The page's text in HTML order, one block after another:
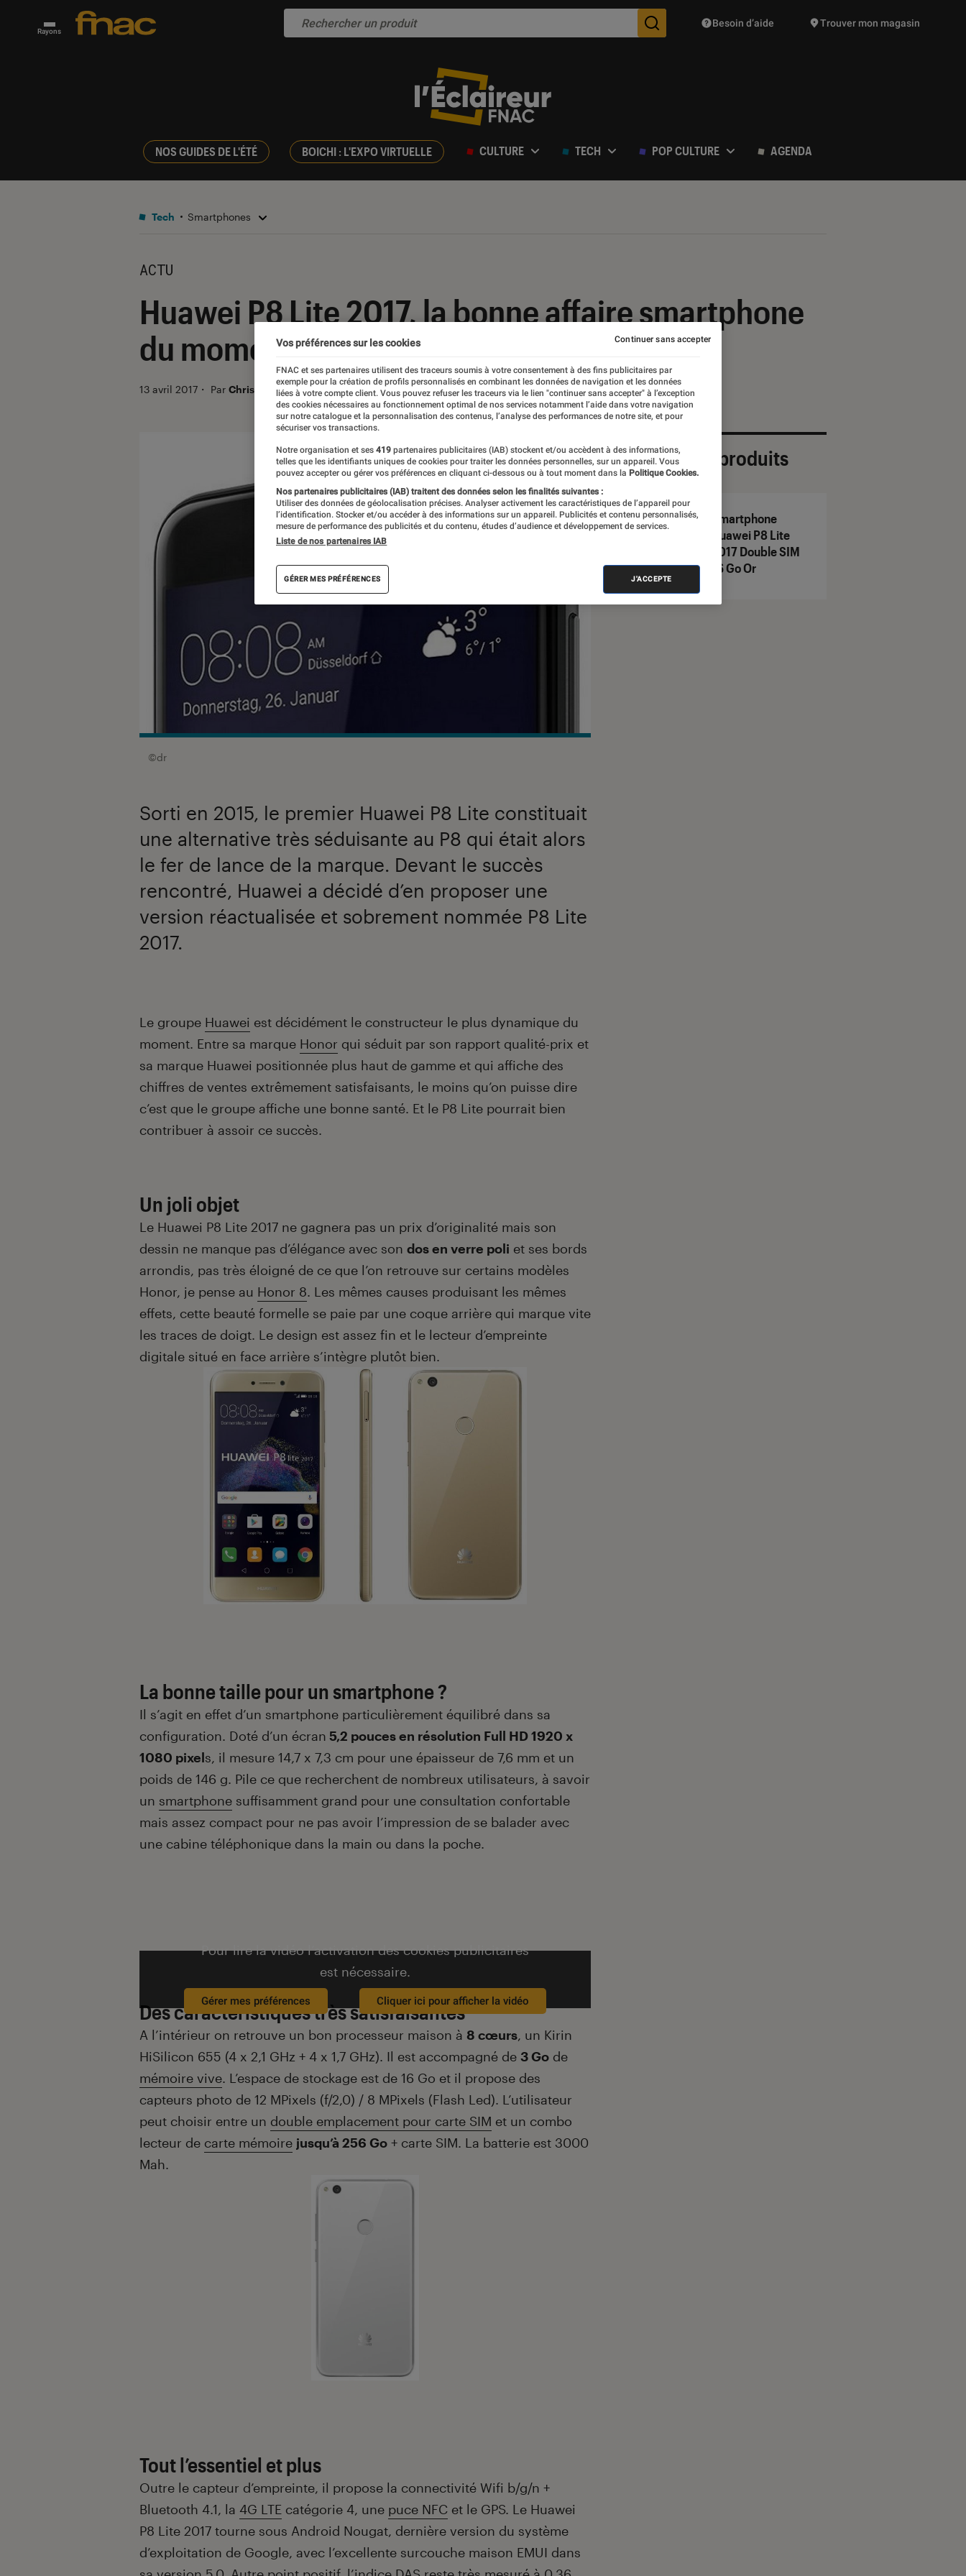
Rayons Des suggestions de produits vont vous être proposées
Besoin d’aide Trouver mon magasin
NOS GUIDES DE L'ÉTÉ BOICHI : L'EXPO VIRTUELLE CULTURE TECH POP CULTURE AGENDA
Tech Smartphones
ACTU
Huawei P8 Lite 2017, la bonne affaire smartphone
du moment ?
13 avril 2017 ・ Par Christian Ferreol
©dr
Sorti en 2015, le premier Huawei P8 Lite constituait
une alternative très séduisante au P8 qui était alors
le fer de lance de la marque. Devant le succès
rencontré, Huawei a décidé d’en proposer une
version réactualisée et sobrement nommée P8 Lite
2017.
Le groupe Huawei est décidément le constructeur le plus dynamique du
moment. Entre sa marque Honor qui séduit par son rapport qualité-prix et
sa marque Huawei positionnée plus haut de gamme et qui affiche des
chiffres de ventes extrêmement satisfaisants, le moins qu’on puisse dire
c’est que le groupe affiche une bonne santé. Et le P8 Lite pourrait bien
contribuer à assoir ce succès.
Un joli objet
Le Huawei P8 Lite 2017 ne gagnera pas un prix d’originalité mais son
dessin ne manque pas d’élégance avec son dos en verre poli et ses bords
arrondis, pas très éloigné de ce que l’on retrouve sur certains modèles
Honor, je pense au Honor 8. Les mêmes causes produisant les mêmes
effets, cette beauté formelle se paie par une coque arrière qui marque vite
les traces de doigt. Le design est assez fin et le lecteur d’empreinte
digitale situé en face arrière s’intègre plutôt bien.
La bonne taille pour un smartphone ?
Il s’agit en effet d’un smartphone particulièrement équilibré dans sa
configuration. Doté d’un écran 5,2 pouces en résolution Full HD 1920 x
1080 pixels, il mesure 14,7 x 7,3 cm pour une épaisseur de 7,6 mm et un
poids de 146 g. Pile ce que recherchent de nombreux utilisateurs, à savoir
un smartphone suffisamment grand pour une consultation confortable
mais assez compact pour ne pas avoir l’impression de se balader avec
une cabine téléphonique dans la main ou dans la poche.
Pour lire la vidéo l’activation des cookies publicitaires
est nécessaire.
Gérer mes préférences Cliquer ici pour afficher la vidéo
Des caractéristiques très satisfaisantes
A l’intérieur on retrouve un bon processeur maison à 8 cœurs, un Kirin
HiSilicon 655 (4 x 2,1 GHz + 4 x 1,7 GHz). Il est accompagné de 3 Go de
mémoire vive. L’espace de stockage est de 16 Go et il propose des
capteurs photo de 12 MPixels (f/2,0) / 8 MPixels (Flash Led). L’utilisateur
peut choisir entre un double emplacement pour carte SIM et un combo
lecteur de carte mémoire jusqu’à 256 Go + carte SIM. La batterie est 3000
Mah.
Tout l’essentiel et plus
Outre le capteur d’empreinte, il propose la connectivité Wifi b/g/n +
Bluetooth 4.1, la 4G LTE catégorie 4, une puce NFC et le GPS. Le Huawei
P8 Lite 2017 tourne sous Android Nougat, dernière version du système
d’exploitation de Google, avec l’excellente surcouche maison EMUI dans
Sélection de produits
Smartphone
Huawei P8 Lite
2017 Double SIM
16 Go Or
Vos préférences sur les cookies
FNAC et ses partenaires utilisent des traceurs soumis à votre consentement à des fins publicitaires par
exemple pour la création de profils personnalisés en combinant les données de navigation et les données
liées à votre compte client. Vous pouvez refuser les traceurs via le lien "continuer sans accepter" à l’exception
des cookies nécessaires au fonctionnement optimal de nos services notamment l’aide dans votre navigation
sur notre catalogue et la personnalisation des contenus, l’analyse des performances de notre site, et pour
sécuriser vos transactions.
Notre organisation et ses 419 partenaires publicitaires (IAB) stockent et/ou accèdent à des informations,
telles que les identifiants uniques de cookies pour traiter les données personnelles, sur un appareil. Vous
pouvez accepter ou gérer vos préférences en cliquant ci-dessous ou à tout moment dans la Politique Cookies.
Nos partenaires publicitaires (IAB) traitent des données selon les finalités suivantes :
Utiliser des données de géolocalisation précises. Analyser activement les caractéristiques de l’appareil pour
l’identification. Stocker et/ou accéder à des informations sur un appareil. Publicités et contenu personnalisés,
mesure de performance des publicités et du contenu, études d’audience et développement de services.
Liste de nos partenaires IAB
GÉRER MES PRÉFÉRENCES J'ACCEPTE
Continuer sans accepter